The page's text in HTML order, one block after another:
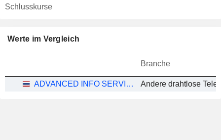
Schlusskurse
Werte im Vergleich
Branche
ADVANCED INFO SERVICE